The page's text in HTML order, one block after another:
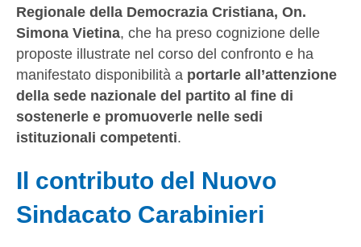
Regionale della Democrazia Cristiana, On.
Simona Vietina, che ha preso cognizione delle
proposte illustrate nel corso del confronto e ha
manifestato disponibilità a portarle all’attenzione
della sede nazionale del partito al fine di
sostenerle e promuoverle nelle sedi
istituzionali competenti.
Il contributo del Nuovo
Sindacato Carabinieri